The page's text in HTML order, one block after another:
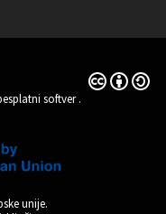
softver.
Licencija
(Vanjska
unije.